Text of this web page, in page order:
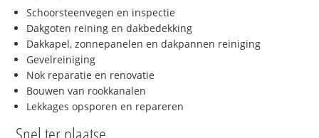
Schoorsteenvegen en inspectie
Dakgoten reining en dakbedekking
Dakkapel, zonnepanelen en dakpannen reiniging
Gevelreiniging
Nok reparatie en renovatie
Bouwen van rookkanalen
Lekkages opsporen en repareren